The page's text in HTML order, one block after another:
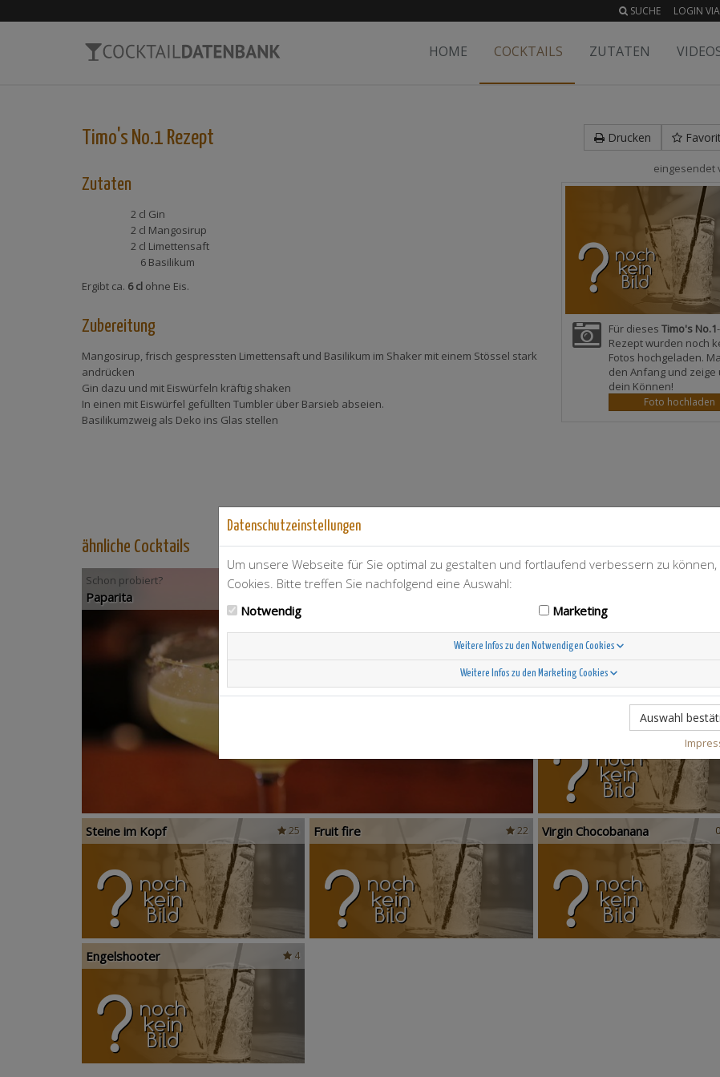
SUCHE LOGIN
HOME COCKTAILS ZUTATEN
Drucken Favorit
Timo's No.1 Rezept
eingesendet
Für dieses Timo's No.1-
Rezept wurden noch
Fotos hochgeladen.
den Anfang und zeige
dein Können!
Foto hochladen
Zutaten
2 cl Gin
2 cl Mangosirup
2 cl Limettensaft
6 Basilikum
Ergibt ca. 6 cl ohne Eis.
Zubereitung
Mangosirup, frisch gespressten Limettensaft und Basilikum im Shaker mit einem Stössel stark
andrücken
Gin dazu und mit Eiswürfeln kräftig shaken
In einen mit Eiswürfel gefüllten Tumbler über Barsieb abseien.
Basilikumzweig als Deko ins Glas stellen
ähnliche Cocktails
Schon probiert?
Paparita
Scandinavian Sunshine
25
Steine im Kopf 22
Fruit fire Virgin Chocobanana
4
Engelshooter
Datenschutzeinstellungen
Um unsere Webseite für Sie optimal zu gestalten und fortlaufend verbessern zu
Cookies. Bitte treffen Sie nachfolgend eine Auswahl:
Notwendig
Marketing
Weitere Infos zu den Notwendigen Cookies
Weitere Infos zu den Marketing Cookies
Auswahl